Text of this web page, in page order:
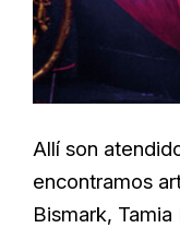
Allí son
encontramos
Bismark,